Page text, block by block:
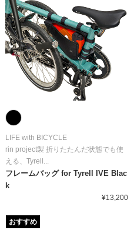
LIFE with BICYCLE
rin project製 折りたたんだ状態でも使
える、Tyrell...
フレームバッグ for Tyrell IVE Blac
k
¥13,200
おすすめ